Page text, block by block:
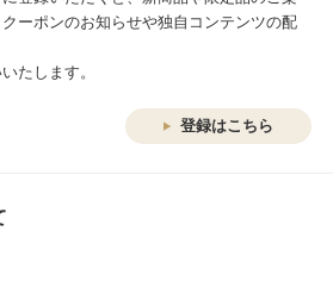
ーポンのお知らせや独自コンテンツの配
たします。
登録はこちら